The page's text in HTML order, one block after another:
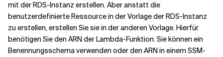
mit der RDS-Instanz erstellen. Aber anstatt die
benutzerdefinierte Ressource in der Vorlage der RDS-Instanz
zu erstellen, erstellen Sie sie in der anderen Vorlage. Hierfür
benötigen Sie den ARN der Lambda-Funktion. Sie können ein
Benennungsschema verwenden oder den ARN in einem SSM-